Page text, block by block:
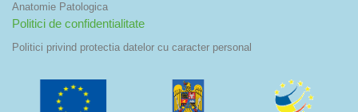
Anatomie Patologica
Politici de confidentialitate
Politici privind protectia datelor cu caracter personal